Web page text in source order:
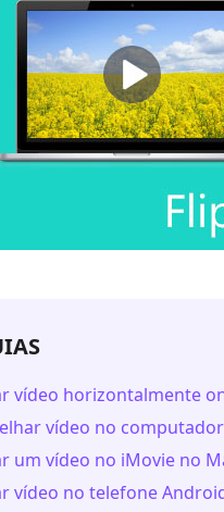
vídeo horizontalmente
vídeo no computador
um vídeo no iMovie no
vídeo no telefone